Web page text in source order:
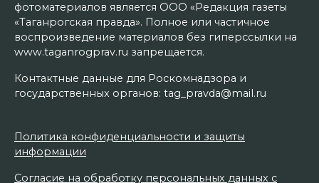
фотоматериалов является ООО «Редакция газеты
«Таганрогская правда». Полное или частичное
воспроизведение материалов без гиперссылки на
www.taganrogprav.ru запрещается.
Контактные данные для Роскомнадзора и
государственных органов: tag_pravda@mail.ru
Политика конфиденциальности и защиты
информации
Согласие на обработку персональных данных с